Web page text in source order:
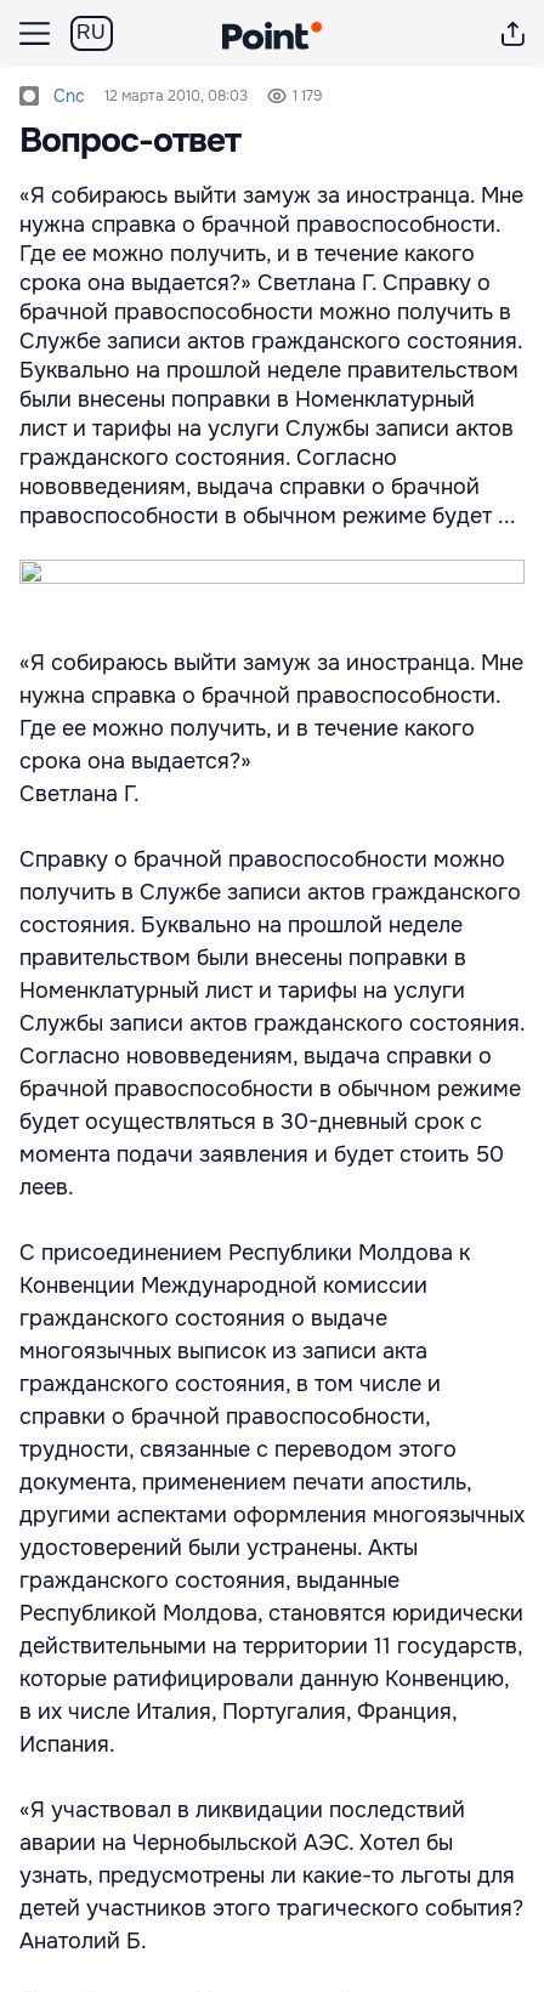
RU
Cnc 12 марта 2010, 08:03 1 179
Вопрос-ответ
«Я собираюсь выйти замуж за иностранца. Мне
нужна справка о брачной правоспособности.
Где ее можно получить, и в течение какого
срока она выдается?» Светлана Г. Справку о
брачной правоспособности можно получить в
Службе записи актов гражданского состояния.
Буквально на прошлой неделе правительством
были внесены поправки в Номенклатурный
лист и тарифы на услуги Службы записи актов
гражданского состояния. Согласно
нововведениям, выдача справки о брачной
правоспособности в обычном режиме будет ...
«Я собираюсь выйти замуж за иностранца. Мне
нужна справка о брачной правоспособности.
Где ее можно получить, и в течение какого
срока она выдается?»
Светлана Г.
Справку о брачной правоспособности можно
получить в Службе записи актов гражданского
состояния. Буквально на прошлой неделе
правительством были внесены поправки в
Номенклатурный лист и тарифы на услуги
Службы записи актов гражданского состояния.
Согласно нововведениям, выдача справки о
брачной правоспособности в обычном режиме
будет осуществляться в 30-дневный срок с
момента подачи заявления и будет стоить 50
леев.
С присоединением Республики Молдова к
Конвенции Международной комиссии
гражданского состояния о выдаче
многоязычных выписок из записи акта
гражданского состояния, в том числе и
справки о брачной правоспособности,
трудности, связанные с переводом этого
документа, применением печати апостиль,
другими аспектами оформления многоязычных
удостоверений были устранены. Акты
гражданского состояния, выданные
Республикой Молдова, становятся юридически
действительными на территории 11 государств,
которые ратифицировали данную Конвенцию,
в их числе Италия, Португалия, Франция,
Испания.
«Я участвовал в ликвидации последствий
аварии на Чернобыльской АЭС. Хотел бы
узнать, предусмотрены ли какие-то льготы для
детей участников этого трагического события?
Анатолий Б.